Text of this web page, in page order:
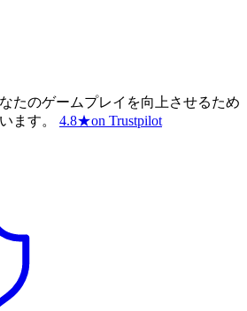
たのゲームプレイを向上させるため
ます。
4.8★on Trustpilot